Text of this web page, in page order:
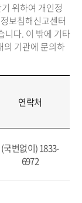
위하여 개인정
보침해신고센터
니다. 이 밖에 기타
의 기관에 문의하
연락처
(국번없이) 1833-
6972